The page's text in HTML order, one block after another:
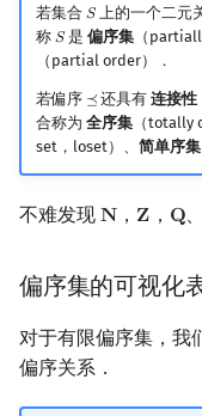
若集合 𝑆
S上的一个二元
称 𝑆
S是 偏序集（
（partial order）．
若偏序 ⪯
⪯ 还具有连接性
合称为 全序集（totally
set，loset）、 简单序集
不难发现 𝐍
N ， 𝐙
Z ， 𝐐
Q
偏序集的可视化
对于有限偏序集，我
偏序关系．